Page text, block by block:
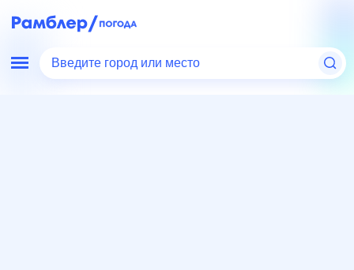
Введите город или место